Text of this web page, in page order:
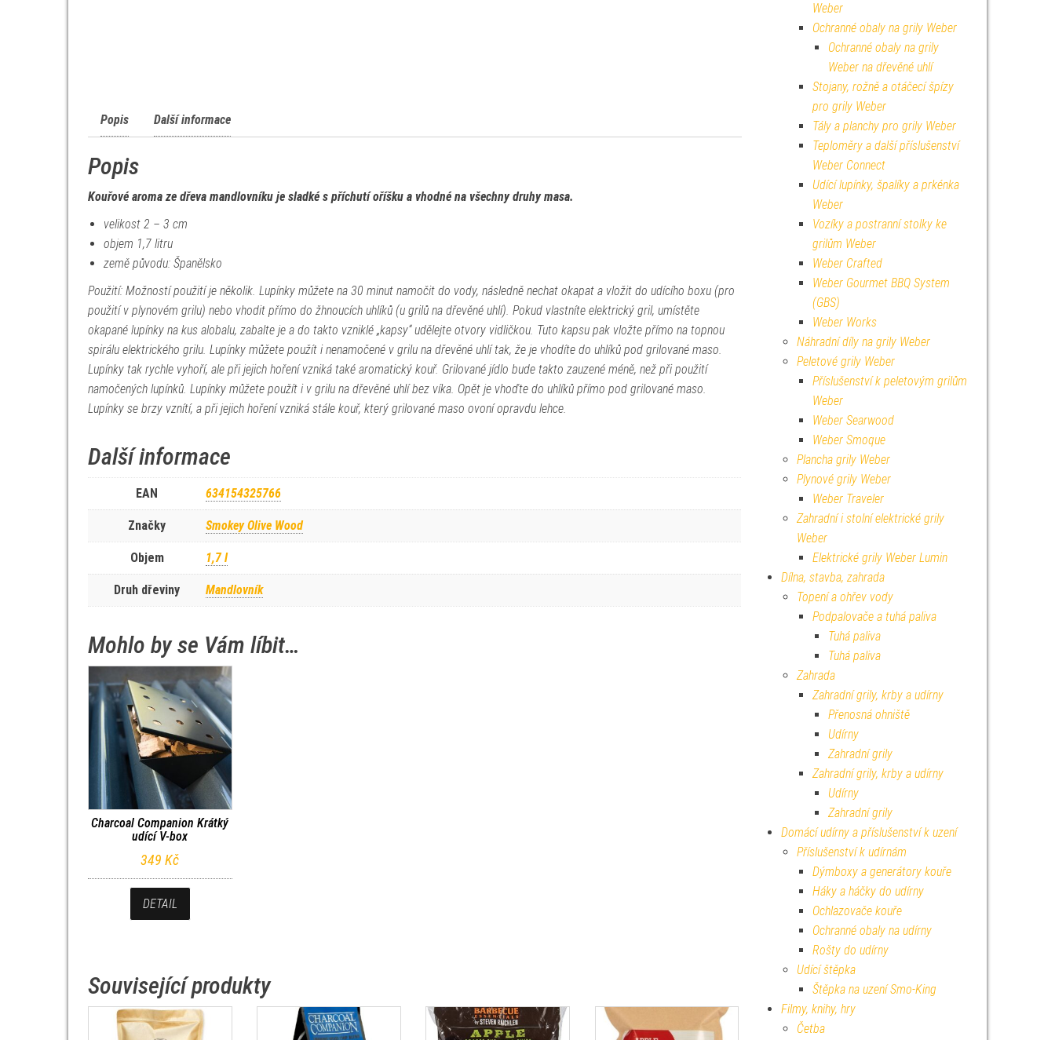
Popis Další informace
Popis
Kouřové aroma ze dřeva mandlovníku je sladké s příchutí oříšku a vhodné na všechny druhy masa.
velikost 2 – 3 cm
objem 1,7 litru
země původu: Španělsko
Použití: Možností použití je několik. Lupínky můžete na 30 minut namočit do vody, následně nechat okapat a vložit do udícího boxu (pro
použití v plynovém grilu) nebo vhodit přímo do žhnoucích uhlíků (u grilů na dřevěné uhlí). Pokud vlastníte elektrický gril, umístěte
okapané lupínky na kus alobalu, zabalte je a do takto vzniklé „kapsy“ udělejte otvory vidličkou. Tuto kapsu pak vložte přímo na topnou
spirálu elektrického grilu. Lupínky můžete použít i nenamočené v grilu na dřevěné uhlí tak, že je vhodíte do uhlíků pod grilované maso.
Lupínky tak rychle vyhoří, ale při jejich hoření vzniká také aromatický kouř. Grilované jídlo bude takto zauzené méně, než při použití
namočených lupínků. Lupínky můžete použít i v grilu na dřevěné uhlí bez víka. Opět je vhoďte do uhlíků přímo pod grilované maso.
Lupínky se brzy vznítí, a při jejich hoření vzniká stále kouř, který grilované maso ovoní opravdu lehce.
Další informace
EAN 634154325766
Značky Smokey Olive Wood
Objem 1,7 l
Druh dřeviny Mandlovník
Mohlo by se Vám líbit…
Charcoal Companion Krátký
udící V-box
349Kč
DETAIL
Související produkty
Weber
Ochranné obaly na grily Weber
Ochranné obaly na grily
Weber na dřevěné uhlí
Stojany, rožně a otáčecí špízy
pro grily Weber
Tály a planchy pro grily Weber
Teploměry a další příslušenství
Weber Connect
Udící lupínky, špalíky a prkénka
Weber
Vozíky a postranní stolky ke
grilům Weber
Weber Crafted
Weber Gourmet BBQ System
(GBS)
Weber Works
Náhradní díly na grily Weber
Peletové grily Weber
Příslušenství k peletovým grilům
Weber
Weber Searwood
Weber Smoque
Plancha grily Weber
Plynové grily Weber
Weber Traveler
Zahradní i stolní elektrické grily
Weber
Elektrické grily Weber Lumin
Dílna, stavba, zahrada
Topení a ohřev vody
Podpalovače a tuhá paliva
Tuhá paliva
Tuhá paliva
Zahrada
Zahradní grily, krby a udírny
Přenosná ohniště
Udírny
Zahradní grily
Zahradní grily, krby a udírny
Udírny
Zahradní grily
Domácí udírny a příslušenství k uzení
Příslušenství k udírnám
Dýmboxy a generátory kouře
Háky a háčky do udírny
Ochlazovače kouře
Ochranné obaly na udírny
Rošty do udírny
Udící štěpka
Štěpka na uzení Smo-King
Filmy, knihy, hry
Četba